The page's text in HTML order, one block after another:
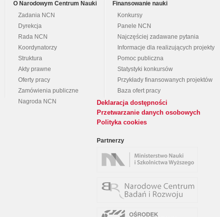
O Narodowym Centrum Nauki
Zadania NCN
Dyrekcja
Rada NCN
Koordynatorzy
Struktura
Akty prawne
Oferty pracy
Zamówienia publiczne
Nagroda NCN
Finansowanie nauki
Konkursy
Panele NCN
Najczęściej zadawane pytania
Informacje dla realizujących projekty
Pomoc publiczna
Statystyki konkursów
Przykłady finansowanych projektów
Baza ofert pracy
Deklaracja dostępności
Przetwarzanie danych osobowych
Polityka cookies
Partnerzy